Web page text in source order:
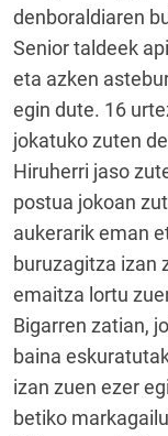
denboraldiaren
Senior taldeek
eta azken
egin dute. 16
jokatuko zuten
Hiruherri jaso
postua jokoan
aukerarik eman
buruzagitza izan
emaitza lortu
Bigarren zatian,
baina
izan zuen ezer
betiko